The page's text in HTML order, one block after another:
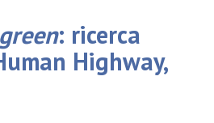
green: ricerca
Highway,